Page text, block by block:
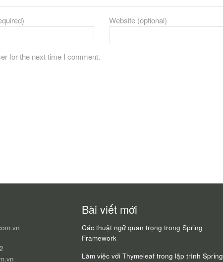
Website (optional)
for the next time I comment.
Bài viết mới
Các thuật ngữ quan trọng trong Spring
Framework
Làm việc với Thymeleaf trong lập trình Spring